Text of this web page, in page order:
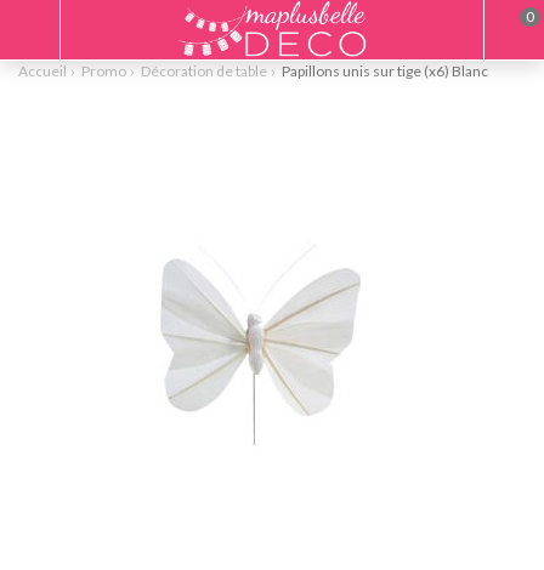
Accueil Promo Décoration de table Papillons unis sur tige (x6) Blanc
0